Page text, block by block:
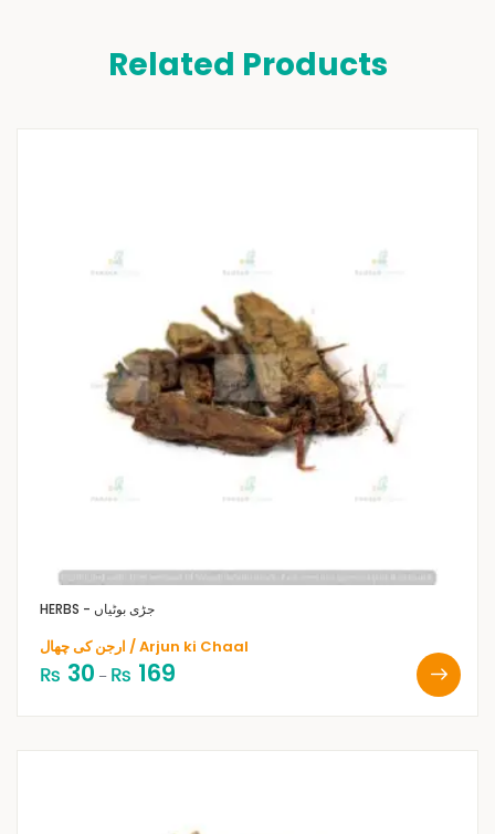
Related Products
HERBS - جڑی بوٹیاں
ارجن کی چھال / Arjun ki Chaal
₨ 30 – ₨ 169